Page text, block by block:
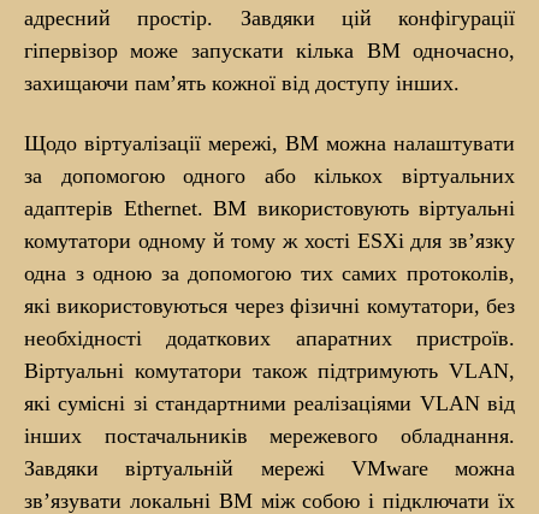
адресний простір. Завдяки цій конфігурації
гіпервізор може запускати кілька ВМ одночасно,
захищаючи пам’ять кожної від доступу інших.
Щодо віртуалізації мережі, ВМ можна налаштувати
за допомогою одного або кількох віртуальних
адаптерів Ethernet. ВМ використовують віртуальні
комутатори одному й тому ж хості ESXi для зв’язку
одна з одною за допомогою тих самих протоколів,
які використовуються через фізичні комутатори, без
необхідності додаткових апаратних пристроїв.
Віртуальні комутатори також підтримують VLAN,
які сумісні зі стандартними реалізаціями VLAN від
інших постачальників мережевого обладнання.
Завдяки віртуальній мережі VMware можна
зв’язувати локальні ВМ між собою і підключати їх